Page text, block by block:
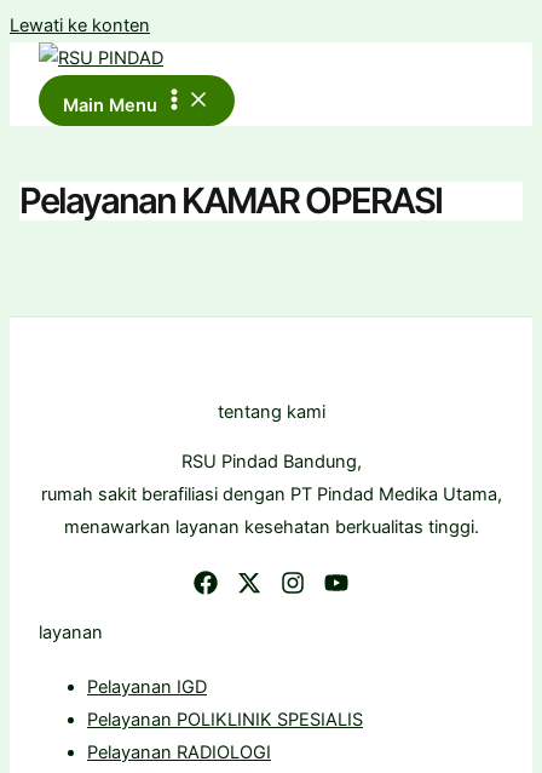
Lewati ke konten
Main Menu
Pelayanan KAMAR OPERASI
tentang kami
RSU Pindad Bandung,
rumah sakit berafiliasi dengan PT Pindad Medika Utama,
menawarkan layanan kesehatan berkualitas tinggi.
layanan
Pelayanan IGD
Pelayanan POLIKLINIK SPESIALIS
Pelayanan RADIOLOGI